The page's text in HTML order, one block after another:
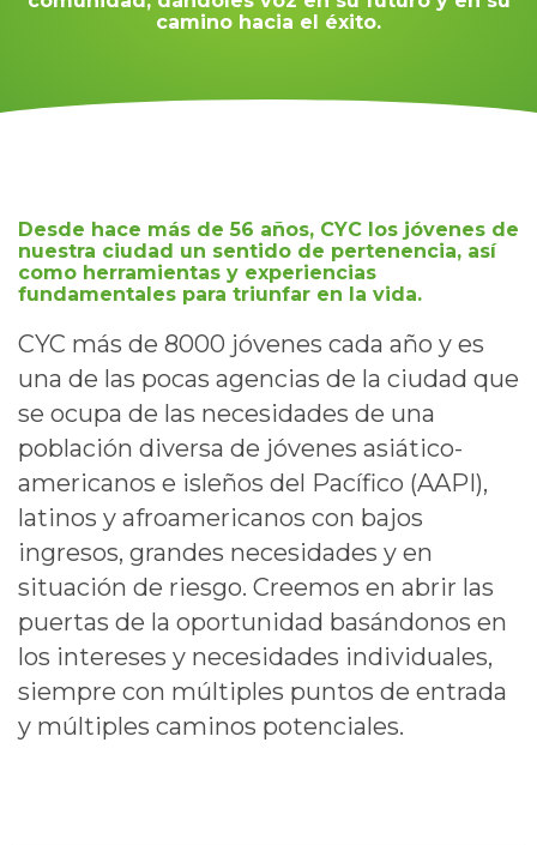
camino hacia el éxito.
Desde hace más de 56 años, CYC los jóvenes de
nuestra ciudad un sentido de pertenencia, así
como herramientas y experiencias
fundamentales para triunfar en la vida.
CYC más de 8000 jóvenes cada año y es
una de las pocas agencias de la ciudad que
se ocupa de las necesidades de una
población diversa de jóvenes asiático-
americanos e isleños del Pacífico (AAPI),
latinos y afroamericanos con bajos
ingresos, grandes necesidades y en
situación de riesgo. Creemos en abrir las
puertas de la oportunidad basándonos en
los intereses y necesidades individuales,
siempre con múltiples puntos de entrada
y múltiples caminos potenciales.